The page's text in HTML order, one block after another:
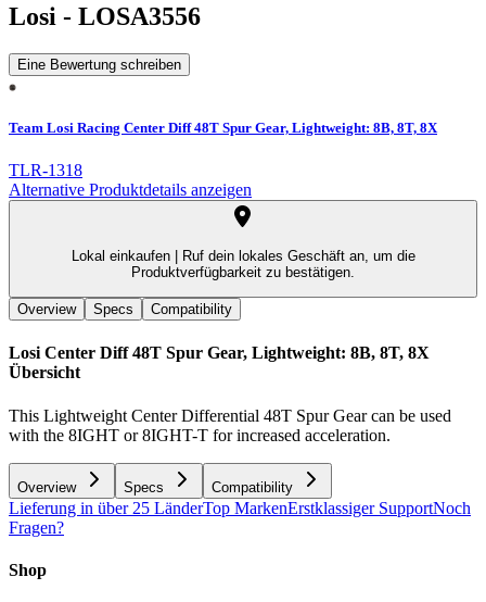
Losi - LOSA3556
Eine Bewertung schreiben
Team Losi Racing Center Diff 48T Spur Gear, Lightweight: 8B, 8T, 8X
TLR-1318
Alternative Produktdetails anzeigen
Lokal einkaufen |Ruf dein lokales Geschäft an, um die
Produktverfügbarkeit zu bestätigen.
Overview Specs Compatibility
Losi Center Diff 48T Spur Gear, Lightweight: 8B, 8T, 8X
Übersicht
This Lightweight Center Differential 48T Spur Gear can be used
with the 8IGHT or 8IGHT-T for increased acceleration.
Overview Specs Compatibility
Lieferung in über 25 LänderTop MarkenErstklassiger SupportNoch
Fragen?
Shop